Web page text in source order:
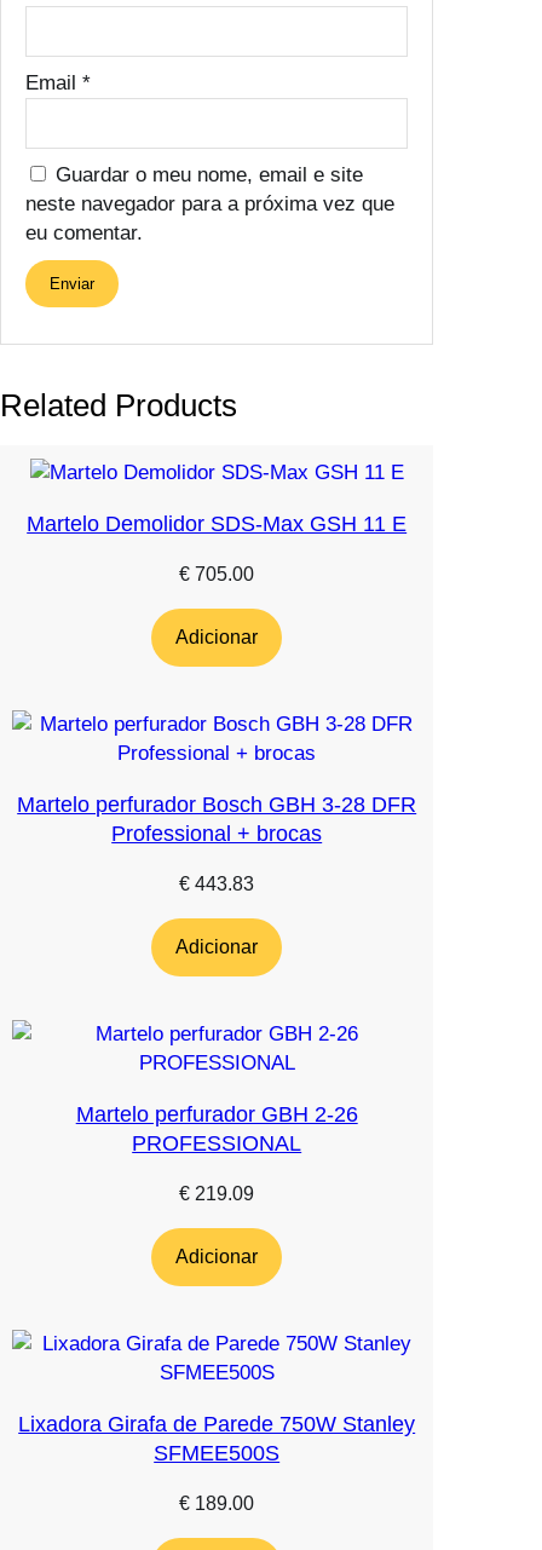
Email *
Guardar o meu nome, email e site
neste navegador para a próxima vez que
eu comentar.
Related Products
Martelo Demolidor SDS-Max GSH 11 E
€ 705.00
Adicionar
Martelo perfurador Bosch GBH 3-28 DFR
Professional + brocas
€ 443.83
Adicionar
Martelo perfurador GBH 2-26
PROFESSIONAL
€ 219.09
Adicionar
Lixadora Girafa de Parede 750W Stanley
SFMEE500S
€ 189.00